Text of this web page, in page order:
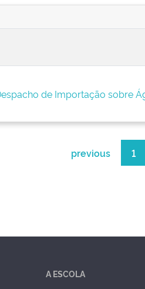
de Importação sobre
previous 1
A ESCOLA